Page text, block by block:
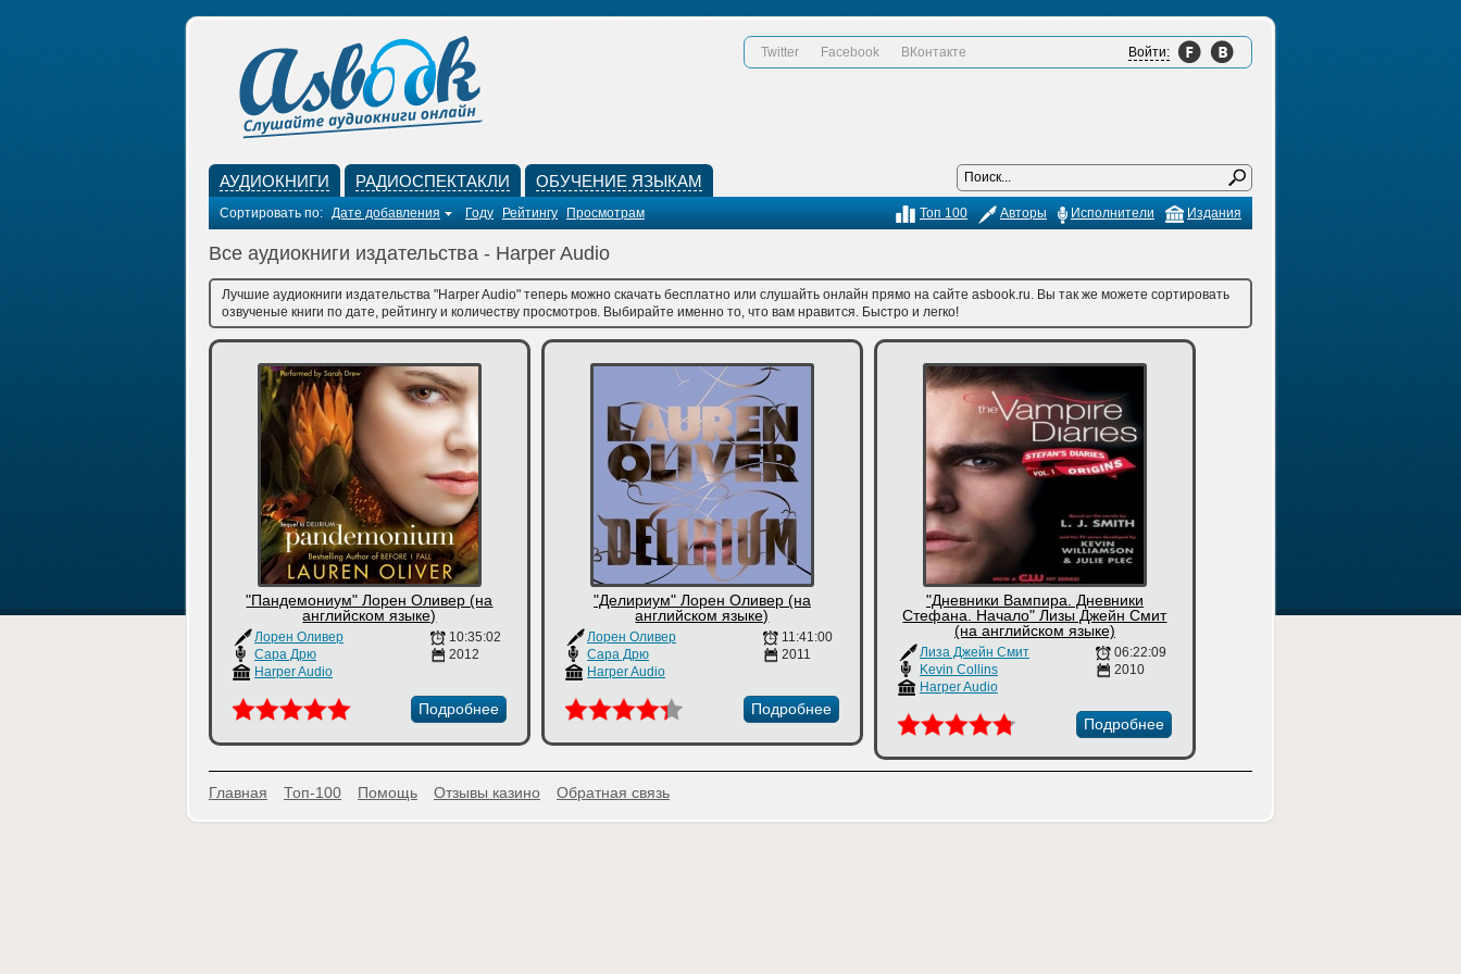
Twitter Facebook ВКонтакте Войти:
АУДИОКНИГИ РАДИОСПЕКТАКЛИ ОБУЧЕНИЕ ЯЗЫКАМ
Сортировать по: Дате добавления Году Рейтингу Просмотрам Издания
Исполнители
Авторы
Топ 100
Все аудиокниги издательства - Harper Audio
Лучшие аудиокниги издательства "Harper Audio" теперь можно скачать бесплатно или слушайть онлайн прямо на сайте asbook.ru. Вы так же можете сортировать
озвученые книги по дате, рейтингу и количеству просмотров. Выбирайте именно то, что вам нравится. Быстро и легко!
"Пандемониум" Лорен Оливер (на
английском языке)
Лорен Оливер
Сара Дрю
Harper Audio
10:35:02
2012
Подробнее
"Делириум" Лорен Оливер (на
английском языке)
Лорен Оливер
Сара Дрю
Harper Audio
11:41:00
2011
Подробнее
"Дневники Вампира. Дневники
Стефана. Начало" Лизы Джейн Смит
(на английском языке)
Лиза Джейн Смит
Kevin Collins
Harper Audio
06:22:09
2010
Подробнее
Главная Топ-100 Помощь Отзывы казино Обратная связь